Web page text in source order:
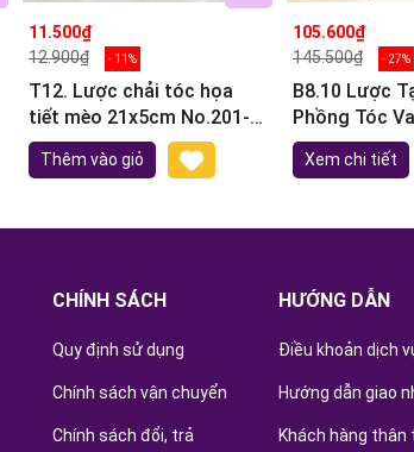
11.500₫
12.900₫
- 11%
T12. Lược chải tóc họa
tiết mèo 21x5cm No.201-2
(ngẫu nhiên)
Thêm vào giỏ
105.600₫
145.500₫
- 27%
B8.10 Lược
Phồng Tóc Vacosi
Hair Types
Hairbrush
Xem chi tiết
CHÍNH SÁCH
Quy định sử dụng
Chính sách vận chuyển
Chính sách đổi, trả
HƯỚNG DẪN
Điều khoản dịch
Hướng dẫn giao
Khách hàng thân